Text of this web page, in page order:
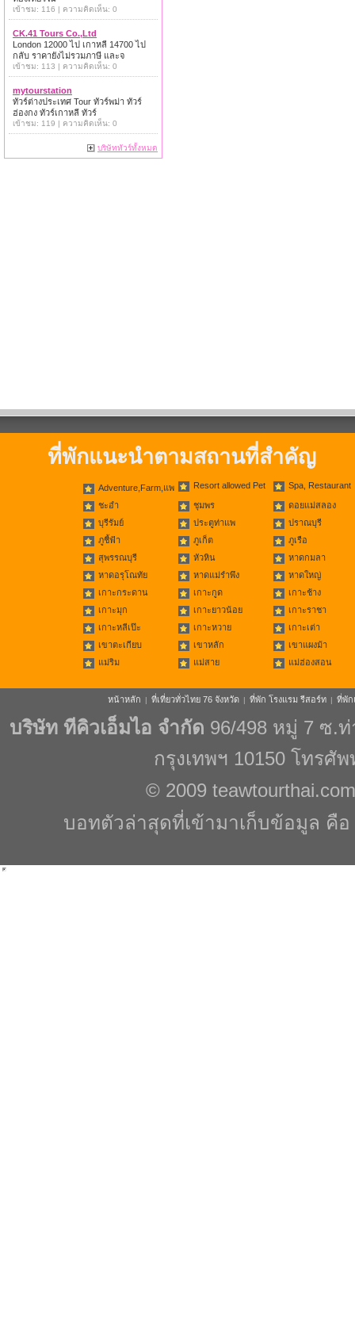
เข้าชม: 116 | ความคิดเห็น: 0
CK.41 Tours Co.,Ltd
London 12000 ไป เกาหลี 14700 ไป
กลับ ราคายังไม่รวมภาษี และจ
เข้าชม: 113 | ความคิดเห็น: 0
mytourstation
ทัวร์ต่างประเทศ Tour ทัวร์พม่า ทัวร์
ฮ่องกง ทัวร์เกาหลี ทัวร์
เข้าชม: 119 | ความคิดเห็น: 0
บริษัททัวร์ทั้งหมด
ที่พักแนะนำตามสถานที่สำคัญ
Adventure,Farm,แพ Resort allowed Pet Spa, Restaurant
ชะอำ ชุมพร
ดอยแม่สลอง
บุรีรัมย์
ประตูท่าแพ
ปราณบุรี
ภูชี้ฟ้า
ภูเก็ต
ภูเรือ
สุพรรณบุรี
หัวหิน
หาดกมลา
หาดอรุโณทัย
หาดแม่รำพึง
หาดใหญ่
เกาะกระดาน
เกาะกูด
เกาะช้าง
เกาะมุก
เกาะยาวน้อย
เกาะราชา
เกาะหลีเป๊ะ
เกาะหวาย
เกาะเต่า
เขาตะเกียบ
เขาหลัก
เขาแผงม้า
แม่ริม
แม่สาย แม่ฮ่องสอน
หน้าหลัก | ที่เที่ยวทั่วไทย 76 จังหวัด | ที่พัก โรงแรม รีสอร์ท | ที่พัก
บริษัท ทีคิวเอ็มไอ จำกัด 96/498 หมู่ 7 ซ.
กรุงเทพฯ 10150 โทรศั
© 2009 teawtourthai.com
บอทตัวล่าสุดที่เข้ามาเก็บข้อมูล คือ